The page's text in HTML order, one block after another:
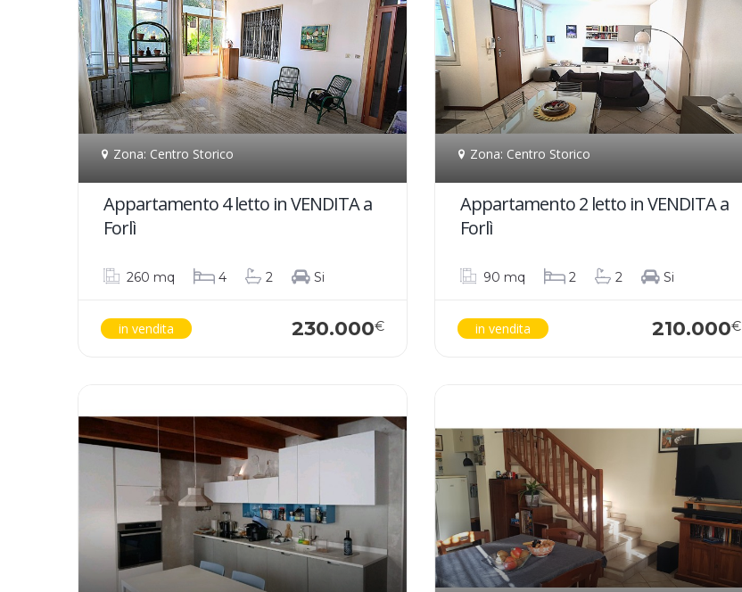
Zona: Centro Storico
Appartamento 4 letto in VENDITA a
Forlì
260 mq 4 2 Si
in vendita 230.000€
Zona: Centro Storico
Appartamento 2 letto in VENDITA a
Forlì
90 mq 2 2 Si
in vendita 210.000€